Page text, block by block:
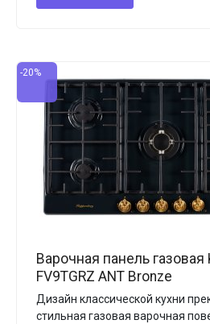
-20%
Варочная панель газовая
FV9TGRZ ANT Bronze
Дизайн классической кухни
стильная газовая варочная